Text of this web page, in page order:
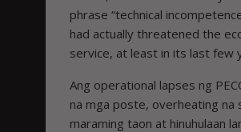
phrase “technical
had ­actually threatened the
service, at least in its last few
Ang operational lapses ng
na mga poste, overheating
maraming taon at hinuhulaan